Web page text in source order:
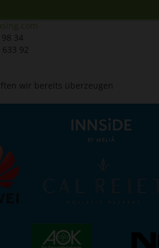
34
633 92
wir bereits überzeugen